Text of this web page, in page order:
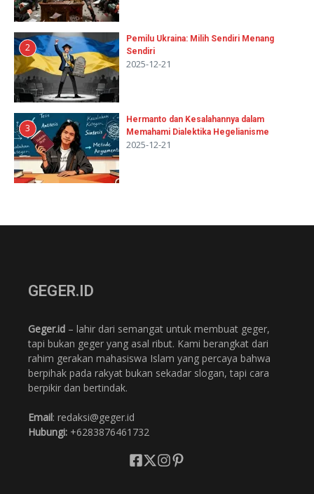
2
Pemilu Ukraina: Milih Sendiri Menang
Sendiri
2025-12-21
3
Hermanto dan Kesalahannya dalam
Memahami Dialektika Hegelianisme
2025-12-21
GEGER.ID
Geger.id – lahir dari semangat untuk membuat geger,
tapi bukan geger yang asal ribut. Kami berangkat dari
rahim gerakan mahasiswa Islam yang percaya bahwa
berpihak pada rakyat bukan sekadar slogan, tapi cara
berpikir dan bertindak.
Email: redaksi@geger.id
Hubungi: +6283876461732